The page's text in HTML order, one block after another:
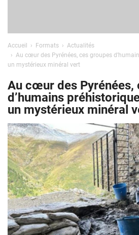
Accueil Formats
Actualités
Au cœur des Pyrénées, ces groupes
un mystérieux minéral vert
Au cœur des Pyrénées,
d’humains
un mystérieux minéral